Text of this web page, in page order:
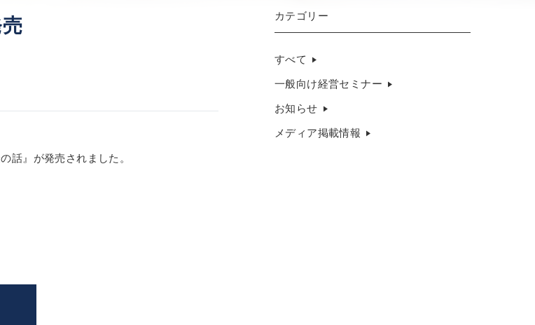
話』が発売されました。
カテゴリー
すべて
一般向け経営セミナー
お知らせ
メディア掲載情報